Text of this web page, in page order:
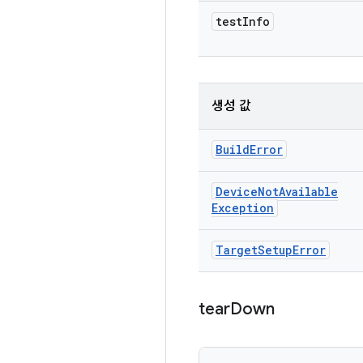
testInfo
생성 값
BuildError
DeviceNotAvailable
Exception
TargetSetupError
tearDown